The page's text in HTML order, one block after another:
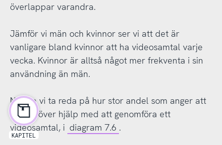
överlappar varandra.
Jämför vi män och kvinnor ser vi att det är
vanligare bland kvinnor att ha videosamtal varje
vecka. Kvinnor är alltså något mer frekventa i sin
användning än män.
Nu ska vi ta reda på hur stor andel som anger att
de behöver hjälp med att genomföra ett
videosamtal, i diagram 7.6 .
KAPITEL